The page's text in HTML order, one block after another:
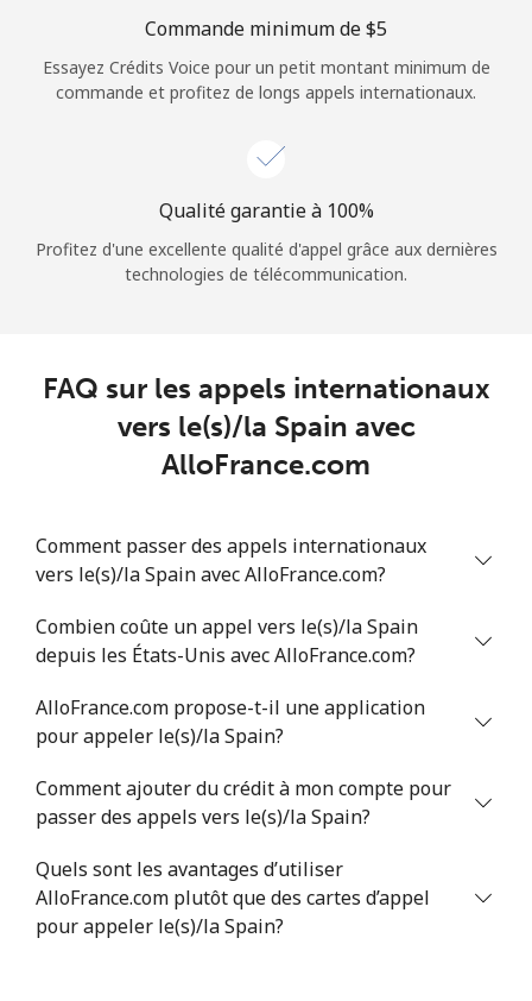
Continue avec
Commande minimum de ⁦$5⁩
Essayez Crédits Voice pour un petit montant minimum de
commande et profitez de longs appels internationaux.
Qualité garantie à 100%
Profitez d'une excellente qualité d'appel grâce aux dernières
technologies de télécommunication.
FAQ sur les appels internationaux
vers le(s)/la Spain avec
AlloFrance.com
Comment passer des appels internationaux
vers le(s)/la Spain avec AlloFrance.com?
Combien coûte un appel vers le(s)/la Spain
depuis les États-Unis avec AlloFrance.com?
AlloFrance.com propose-t-il une application
pour appeler le(s)/la Spain?
Comment ajouter du crédit à mon compte pour
passer des appels vers le(s)/la Spain?
Quels sont les avantages d’utiliser
AlloFrance.com plutôt que des cartes d’appel
pour appeler le(s)/la Spain?